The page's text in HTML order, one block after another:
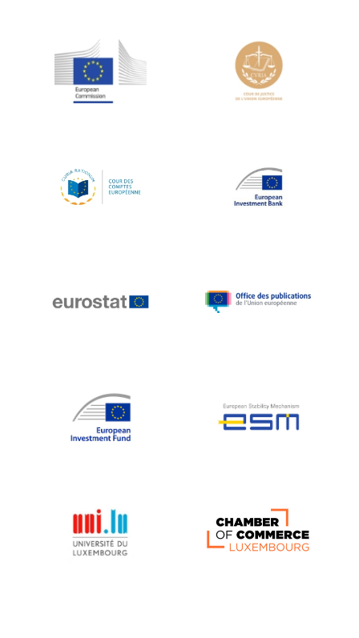
Jens Kreisel
Jeroen Dijsselbloem
Juan Manuel Fabra Vallés
Klaus Regling
Lars Heikensten
Laura Kovesi
Luc Frieden
Manolis Mavrommatis
Marc Lemaître